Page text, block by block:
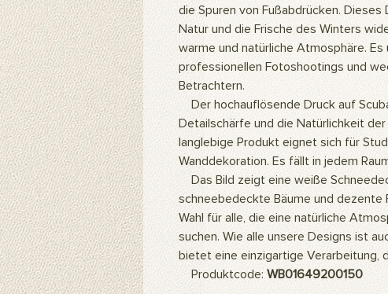
die Spuren von Fußabdrücken.
Natur und die Frische des Winters
warme und natürliche Atmosphäre.
professionellen Fotoshootings und
Betrachtern.
Der hochauflösende Druck auf
Detailschärfe und die Natürlichkeit
langlebige Produkt eignet sich für
Wanddekoration. Es fällt in jedem
Das Bild zeigt eine weiße
schneebedeckte Bäume und
Wahl für alle, die eine natürliche
suchen. Wie alle unsere Designs ist
bietet eine einzigartige Verarbeitung,
Produktcode: WB01649200150